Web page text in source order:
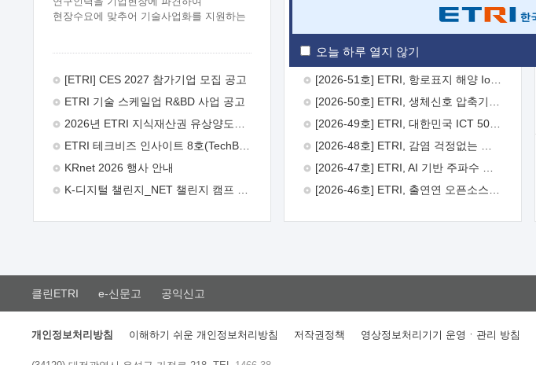
오늘 하루 열지 않기
현장수요에 맞추어 기술사업화를 지원하는
주시기 바랍니다. 2026년 8월
추진목적: ETRI 인력을 기업현장에 파견.
기술지원을 실시함으로써 ETRI 개발기술의
극대화하고, 지원기업을 강견기업으로
육성하고자 함.  신청자격: ETRI
ETRI 창업/연구소기업, 기술이전/출자기업
(2 ~ 3년차) 연봉의 40%  추진일정(1)
희망기업 신청/접수(2)희망인력-희망기업
매칭(3)현장조사/ 선정(심의)(4)협약체결
26일 9월초순 9월 중순 10월 이후*
[ETRI] CES 2027 참가기업 모집 공고
ETRI 기술 스케일업 R&BD 사업 공고
ETRI 테크비즈 인사이트 8호(TechBiz Insight Vol.8) 발간
KRnet 2026 행사 안내
[2026-52호] ETRI, ITU-T 자율주행차 국제표준화 주도한다
클린ETRI e-신문고 공익신고
개인정보처리방침 이해하기 쉬운 개인정보처리방침 저작권정책 영상정보처리기기 운영ㆍ관리 방침